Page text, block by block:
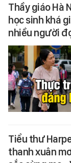
Thầy giáo Hà
học sinh khá
nhiều người
Tiểu thư
thanh xuân